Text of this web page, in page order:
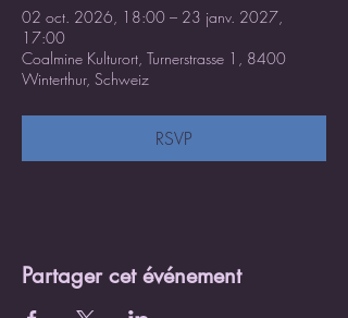
02 oct. 2026, 18:00 – 23 janv. 2027,
17:00
Coalmine Kulturort, Turnerstrasse 1, 8400
Winterthur, Schweiz
RSVP
Partager cet événement